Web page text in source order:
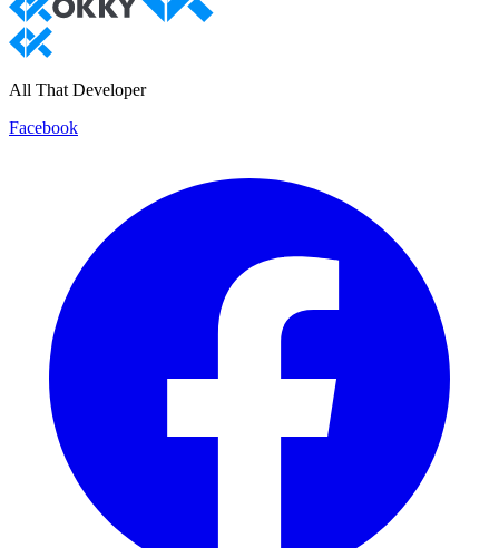
All That Developer
Facebook